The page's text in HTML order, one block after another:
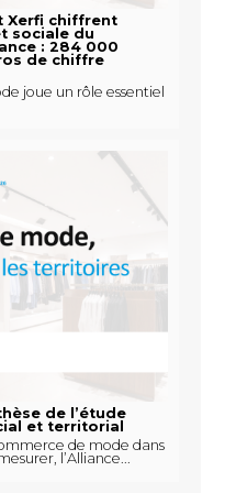
Xerfi chiffrent
sociale du
: 284 000
de chiffre
joue un rôle essentiel
de l’étude
et territorial
de mode dans
l’Alliance...